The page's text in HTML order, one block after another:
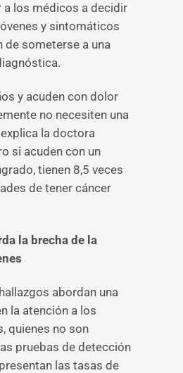
a los médicos a decidir
y sintomáticos
de someterse a una
y acuden con dolor
no necesiten una
la doctora
si acuden con un
tienen 8,5 veces
de tener cáncer
la brecha de la
abordan una
la atención a los
quienes no son
pruebas de detección
las tasas de